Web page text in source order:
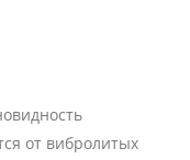
от вибролитых